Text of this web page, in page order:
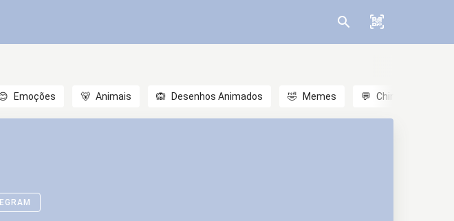
Emoções 🐻 Animais 🙉 Desenhos Animados 🤣 Memes 💬 Chinês